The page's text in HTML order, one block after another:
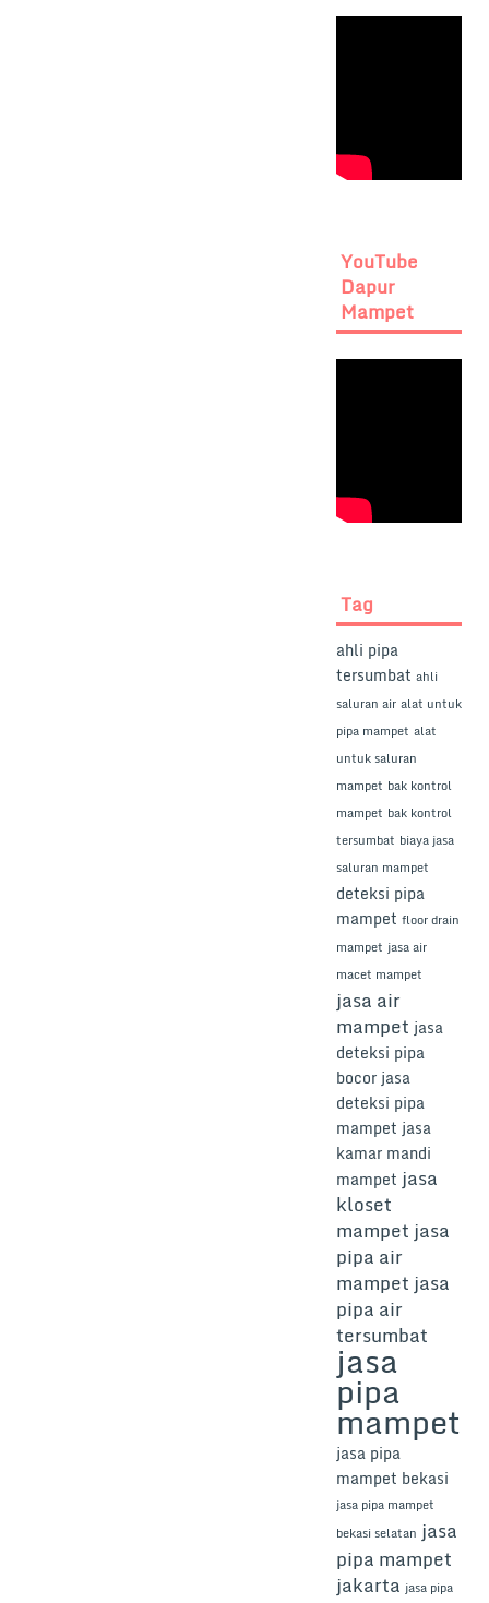
YouTube
Dapur
Mampet
Tag
ahli pipa
tersumbat ahli
saluran air alat untuk
pipa mampet alat
untuk saluran
mampet bak kontrol
mampet bak kontrol
tersumbat biaya jasa
saluran mampet
deteksi pipa
mampet floor drain
mampet jasa air
macet mampet
jasa air
mampet jasa
deteksi pipa
bocor jasa
deteksi pipa
mampet jasa
kamar mandi
mampet jasa
kloset
mampet jasa
pipa air
mampet jasa
pipa air
tersumbat
jasa
pipa
mampet
jasa pipa
mampet bekasi
jasa pipa mampet
bekasi selatan jasa
pipa mampet
jakarta jasa pipa